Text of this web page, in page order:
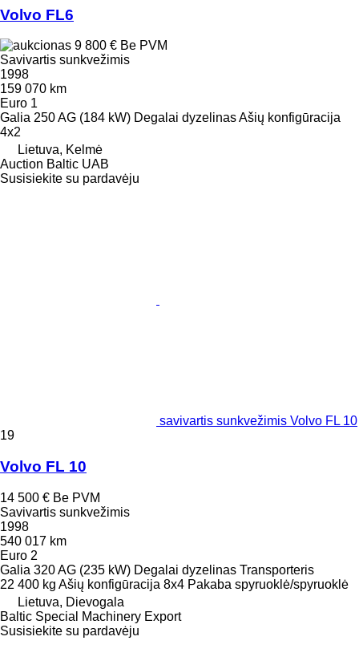
Volvo FL6
9 800 € Be PVM
Savivartis sunkvežimis
1998
159 070 km
Euro 1
Galia 250 AG (184 kW) Degalai dyzelinasAšių konfigūracija
4x2
Lietuva, Kelmė
Auction Baltic UAB
Susisiekite su pardavėju
savivartis sunkvežimis Volvo FL 10
19
Volvo FL 10
14 500 € Be PVM
Savivartis sunkvežimis
1998
540 017 km
Euro 2
Galia 320 AG (235 kW) Degalai dyzelinas Transporteris
22 400 kg Ašių konfigūracija 8x4 Pakaba spyruoklė/spyruoklė
Lietuva, Dievogala
Baltic Special Machinery Export
Susisiekite su pardavėju